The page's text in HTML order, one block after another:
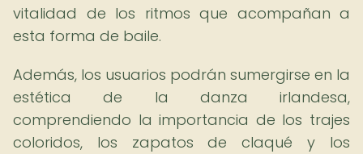
vitalidad de los ritmos que acompañan a
esta forma de baile.
Además, los usuarios podrán sumergirse en la
estética de la danza irlandesa,
comprendiendo la importancia de los trajes
coloridos, los zapatos de claqué y los